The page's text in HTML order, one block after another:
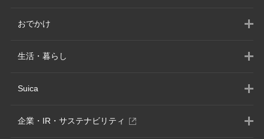
おでかけ
生活・暮らし
Suica
企業・IR・サステナビリティ
別